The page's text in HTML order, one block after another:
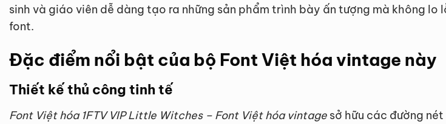
sinh và giáo viên dễ dàng tạo ra những sản phẩm trình bày ấn tượng mà không lo
font.
Đặc điểm nổi bật của bộ Font Việt hóa vintage này
Thiết kế thủ công tinh tế
Font Việt hóa 1FTV VIP Little Witches – Font Việt hóa vintage sở hữu các đường nét